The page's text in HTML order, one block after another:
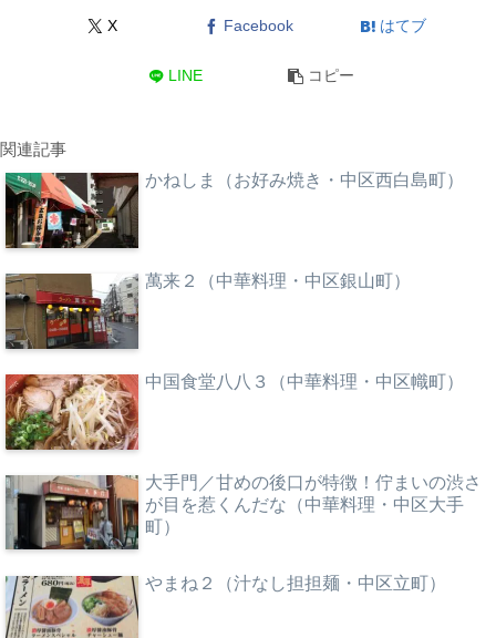
X Facebook はてブ
LINE コピー
関連記事
かねしま（お好み焼き・中区西白島町）
萬来２（中華料理・中区銀山町）
中国食堂八八３（中華料理・中区幟町）
大手門／甘めの後口が特徴！佇まいの渋さ
が目を惹くんだな（中華料理・中区大手
町）
やまね２（汁なし担担麺・中区立町）